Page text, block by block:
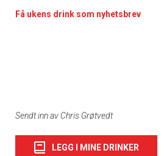
Få ukens drink som nyhetsbrev
Sendt inn av Chris Grøtvedt
LEGG I MINE DRINKER